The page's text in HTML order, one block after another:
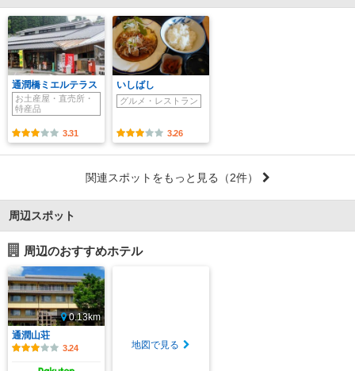
通潤橋ミエルテラス
お土産屋・直売所・
特産品
3.31
いしばし
グルメ・レストラン
3.26
関連スポットをもっと見る （2件）
周辺スポット
周辺のおすすめホテル
0.13km
通潤山荘
3.24 地図で見る